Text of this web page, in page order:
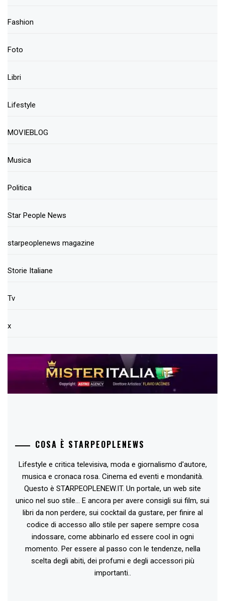
Fashion
Foto
Libri
Lifestyle
MOVIEBLOG
Musica
Politica
Star People News
starpeoplenews magazine
Storie Italiane
Tv
x
COSA È STARPEOPLENEWS
Lifestyle e critica televisiva, moda e giornalismo d'autore,
musica e cronaca rosa. Cinema ed eventi e mondanità.
Questo è STARPEOPLENEW.IT. Un portale, un web site
unico nel suo stile... E ancora per avere consigli sui film, sui
libri da non perdere, sui cocktail da gustare, per finire al
codice di accesso allo stile per sapere sempre cosa
indossare, come abbinarlo ed essere cool in ogni
momento. Per essere al passo con le tendenze, nella
scelta degli abiti, dei profumi e degli accessori più
importanti..